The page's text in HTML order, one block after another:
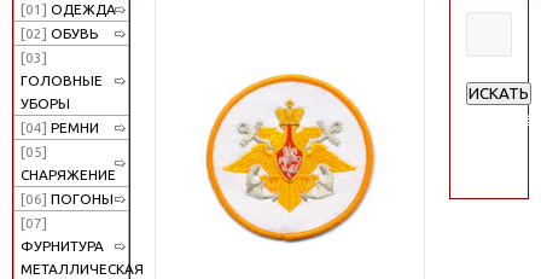
[01] ОДЕЖДА
[02] ОБУВЬ
[03]
ГОЛОВНЫЕ
УБОРЫ
[04] РЕМНИ
[05]
СНАРЯЖЕНИЕ
[06] ПОГОНЫ
[07]
ФУРНИТУРА
МЕТАЛЛИЧЕСКАЯ
ИСКАТЬ